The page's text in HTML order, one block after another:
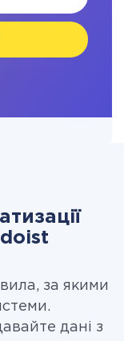
за якими
дані з